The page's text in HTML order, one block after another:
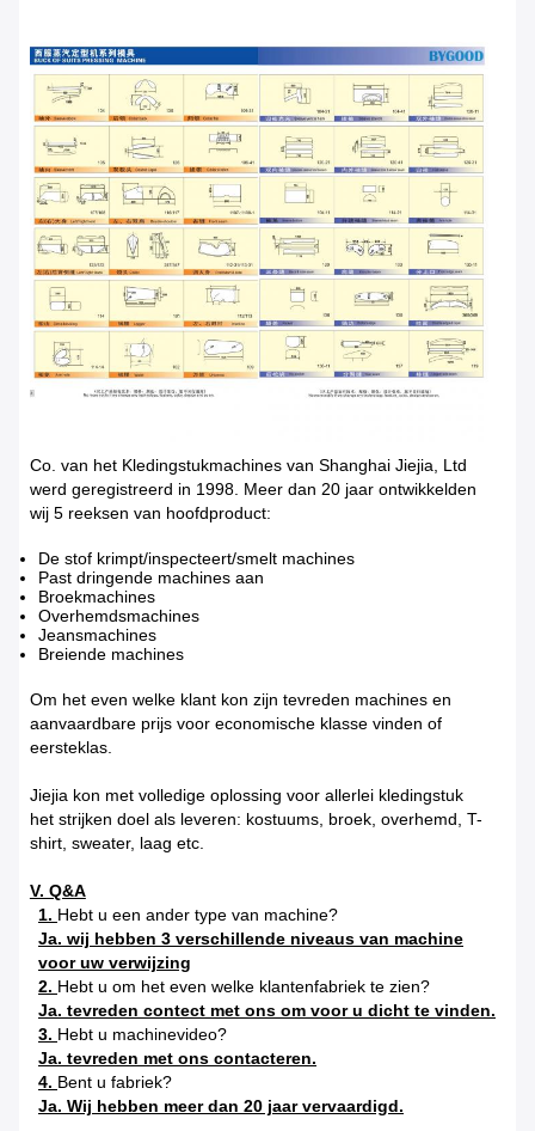
Co. van het Kledingstukmachines van Shanghai Jiejia, Ltd
werd geregistreerd in 1998. Meer dan 20 jaar ontwikkelden
wij 5 reeksen van hoofdproduct:
De stof krimpt/inspecteert/smelt machines
Past dringende machines aan
Broekmachines
Overhemdsmachines
Jeansmachines
Breiende machines
Om het even welke klant kon zijn tevreden machines en
aanvaardbare prijs voor economische klasse vinden of
eersteklas.
Jiejia kon met volledige oplossing voor allerlei kledingstuk
het strijken doel als leveren: kostuums, broek, overhemd, T-
shirt, sweater, laag etc.
V. Q&A
1. Hebt u een ander type van machine?
Ja. wij hebben 3 verschillende niveaus van machine
voor uw verwijzing
2. Hebt u om het even welke klantenfabriek te zien?
Ja. tevreden contect met ons om voor u dicht te vinden.
3. Hebt u machinevideo?
Ja. tevreden met ons contacteren.
4. Bent u fabriek?
Ja. Wij hebben meer dan 20 jaar vervaardigd.